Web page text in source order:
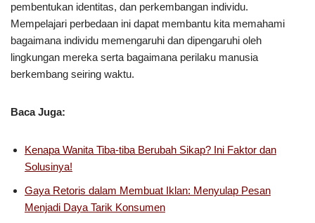
pembentukan identitas, dan perkembangan individu.
Mempelajari perbedaan ini dapat membantu kita memahami
bagaimana individu memengaruhi dan dipengaruhi oleh
lingkungan mereka serta bagaimana perilaku manusia
berkembang seiring waktu.
Baca Juga:
Kenapa Wanita Tiba-tiba Berubah Sikap? Ini Faktor dan
Solusinya!
Gaya Retoris dalam Membuat Iklan: Menyulap Pesan
Menjadi Daya Tarik Konsumen